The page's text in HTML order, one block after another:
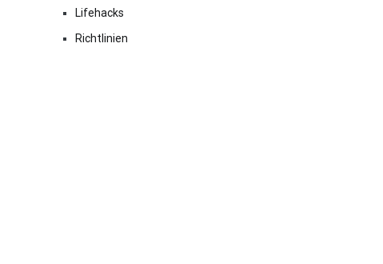
Lifehacks
Richtlinien